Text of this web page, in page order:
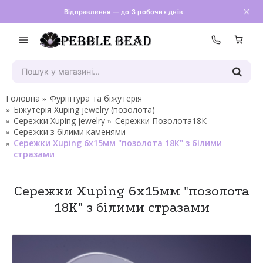
Відправлення — до 3 робочих днів
Головна
Фурнітура та біжутерія
Біжутерія Xuping jewelry (позолота)
Сережки Xuping jewelry
Сережки Позолота18К
Сережки з білими каменями
Сережки Xuping 6х15мм "позолота 18К" з білими
стразами
Сережки Xuping 6х15мм "позолота
18К" з білими стразами